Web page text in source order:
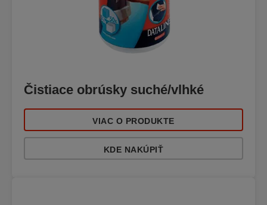
Čistiace obrúsky suché/vlhké
VIAC O PRODUKTE
KDE NAKÚPIŤ